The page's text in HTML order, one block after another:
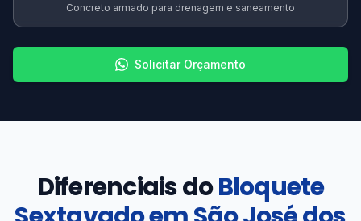
Concreto armado para drenagem e saneamento
Solicitar Orçamento
Diferenciais doBloquete